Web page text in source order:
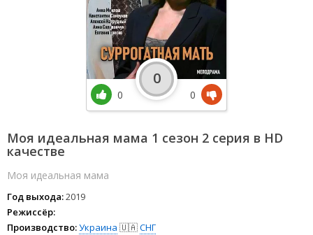
Моя идеальная мама 1 сезон 2 серия в HD
качестве
Моя идеальная мама
Год выхода:2019
Режиссёр:
Производство:Украина 🇺🇦СНГ
0
0
0